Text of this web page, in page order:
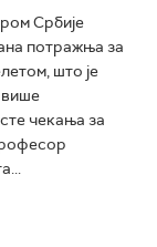
Србије
потражња за
што је
више
чекања за